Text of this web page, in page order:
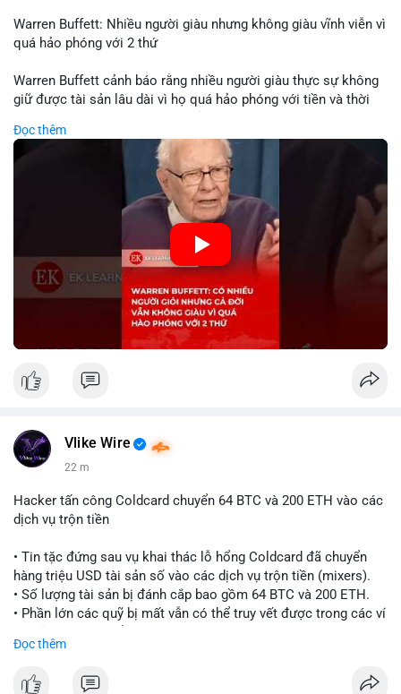
Warren Buffett: Nhiều người giàu nhưng không giàu vĩnh viễn vì
quá hảo phóng với 2 thứ
Warren Buffett cảnh báo rằng nhiều người giàu thực sự không
giữ được tài sản lâu dài vì họ quá hảo phóng với tiền và thời
nhuận tái đầu tư và suy giảm sức mạnh tăng trưởng danh mục.
Đối với nhà đầu tư crypto, giữ lại lợi nhuận để tái đầu tư vào
dự án tiềm năng quan trọng hơn chia sẻ quá mức. Cân bằng
đóng góp xã hội và bảo vệ tài sản giúp nhà đầu tư đạt được
bền vững tài chính mà Buffett đề cao.
🎥 Xem video trực tiếp tại:
Nguồn: KIEN THUC KINH TE
Đọc thêm
Vlike Wire
22 m
Hacker tấn công Coldcard chuyển 64 BTC và 200 ETH vào các
dịch vụ trộn tiền
• Tin tặc đứng sau vụ khai thác lỗ hổng Coldcard đã chuyển
hàng triệu USD tài sản số vào các dịch vụ trộn tiền (mixers).
• Số lượng tài sản bị đánh cắp bao gồm 64 BTC và 200 ETH.
• Phần lớn các quỹ bị mất vẫn có thể truy vết được trong các ví
#cryptonews
Đọc thêm